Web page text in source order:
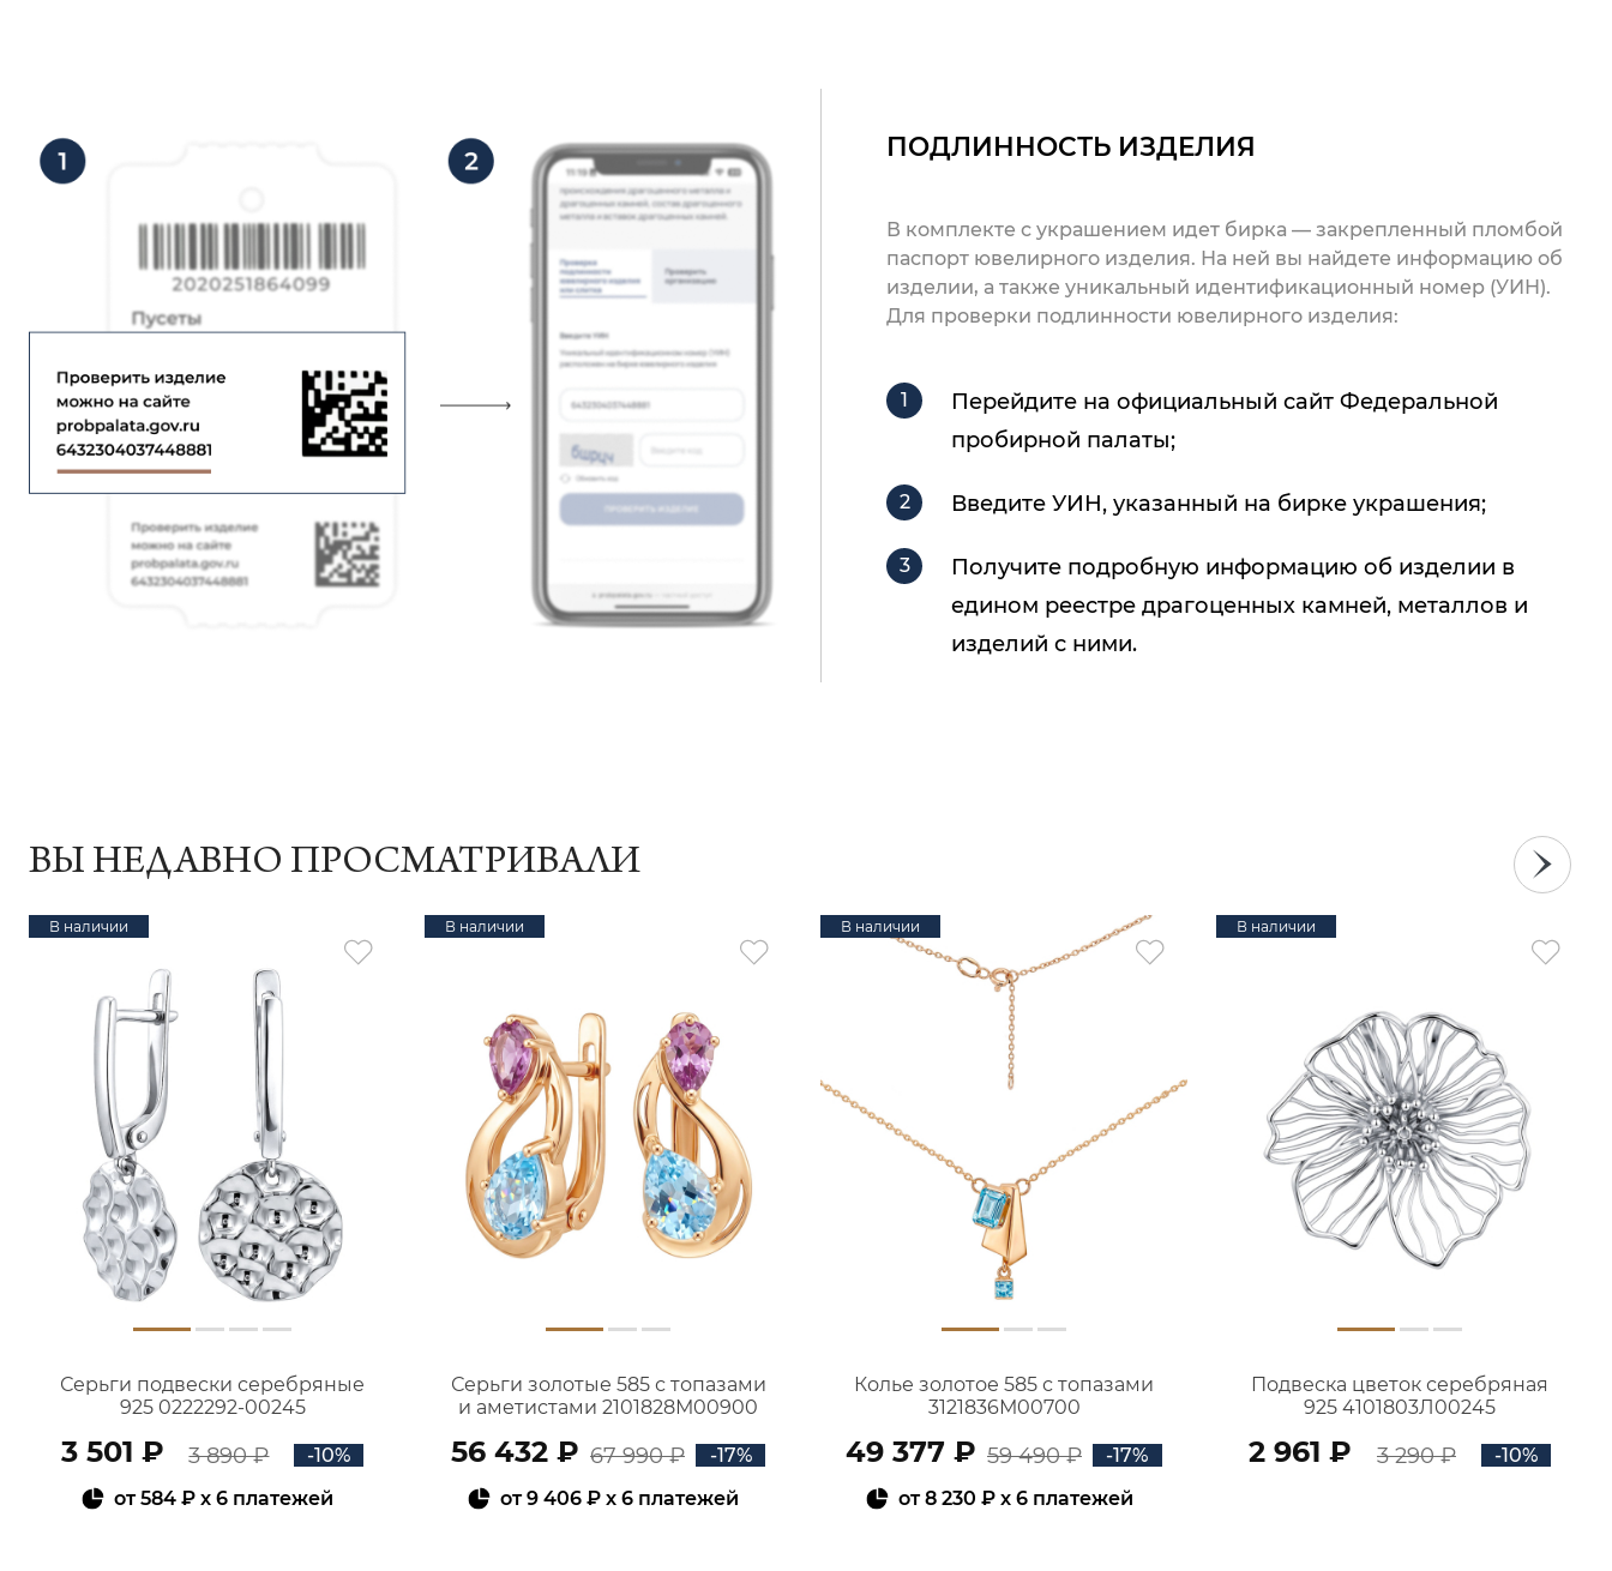
ПОДЛИННОСТЬ ИЗДЕЛИЯ
В комплекте с украшением идет бирка — закрепленный пломбой
паспорт ювелирного изделия. На ней вы найдете информацию об
изделии, а также уникальный идентификационный номер (УИН).
Для проверки подлинности ювелирного изделия:
Перейдите на официальный сайт Федеральной
пробирной палаты;
Введите УИН, указанный на бирке украшения;
Получите подробную информацию об изделии в
едином реестре драгоценных камней, металлов и
изделий с ними.
ВЫ НЕДАВНО ПРОСМАТРИВАЛИ
В наличии
Серьги подвески серебряные
925 0222292-00245
3 501 ₽ 3 890 ₽
-10%
от584 ₽ x 6 платежей
В наличии
Серьги золотые 585 с топазами
и аметистами 2101828М00900
56 432 ₽ 67 990 ₽
-17%
от9 406 ₽ x 6 платежей
В наличии
Колье золотое 585 с топазами
3121836М00700
49 377 ₽ 59 490 ₽
-17%
от8 230 ₽x 6 платежей
В наличии
Подвеска цветок серебряная
925 4101803Л00245
2 961 ₽ 3 290 ₽ -10%